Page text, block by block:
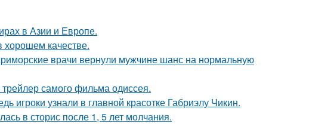
в Азии и Европе.
качестве.
врачи вернули мужчине шанс на нормальную
самого фильма одиссея.
игроки узнали в главной красотке Габриэлу Чикин.
в сторис после 1, 5 лет молчания.